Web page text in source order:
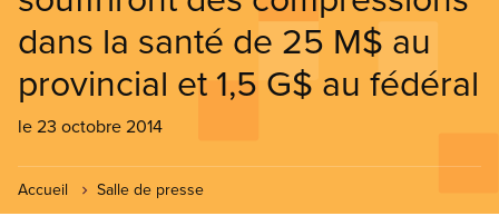
dans la santé de 25 M$ au
provincial et 1,5 G$ au fédéral
le 23 octobre 2014
Accueil Salle de presse